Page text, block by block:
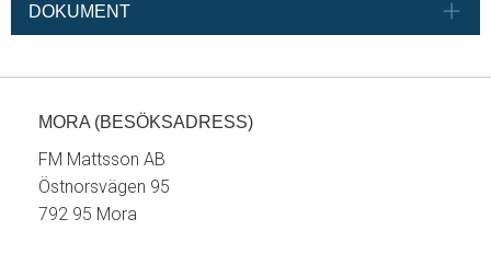
DOKUMENT
MORA (BESÖKSADRESS)
FM Mattsson AB
Östnorsvägen 95
792 95 Mora